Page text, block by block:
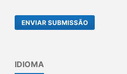
ENVIAR SUBMISSÃO
IDIOMA